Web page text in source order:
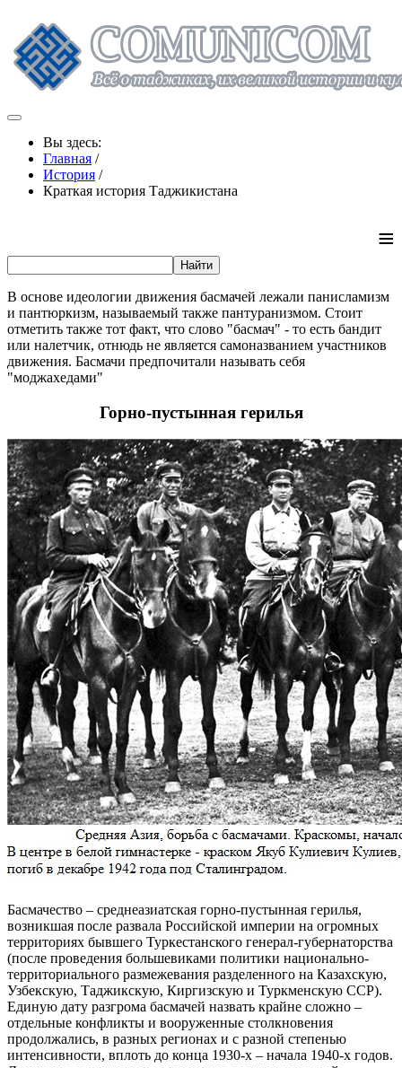
Вы здесь:
Главная /
История /
Краткая история Таджикистана
≡
В основе идеологии движения басмачей лежали панисламизм
и пантюркизм, называемый также пантуранизмом. Стоит
отметить также тот факт, что слово "басмач" - то есть бандит
или налетчик, отнюдь не является самоназванием участников
движения. Басмачи предпочитали называть себя
"моджахедами"
Горно-пустынная герилья
Басмачество – среднеазиатская горно-пустынная герилья,
возникшая после развала Российской империи на огромных
территориях бывшего Туркестанского генерал-губернаторства
(после проведения большевиками политики национально-
территориального размежевания разделенного на Казахскую,
Узбекскую, Таджикскую, Киргизскую и Туркменскую ССР).
Единую дату разгрома басмачей назвать крайне сложно –
отдельные конфликты и вооруженные столкновения
продолжались, в разных регионах и с разной степенью
интенсивности, вплоть до конца 1930-х – начала 1940-х годов.